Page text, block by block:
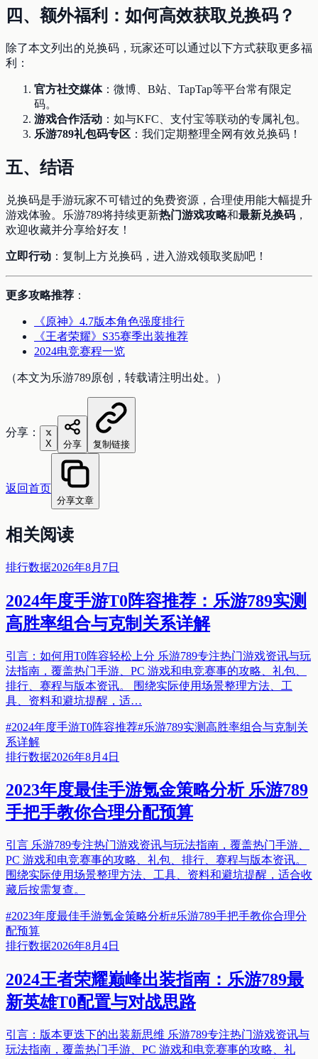
四、额外福利：如何高效获取兑换码？
除了本文列出的兑换码，玩家还可以通过以下方式获取更多福
利：
官方社交媒体：微博、B站、TapTap等平台常有限定
码。
游戏合作活动 ：如与KFC、支付宝等联动的专属礼包。
乐游789礼包码专区 ：我们定期整理全网有效兑换码！
五、结语
兑换码是手游玩家不可错过的免费资源，合理使用能大幅提升
游戏体验。乐游789将持续更新热门游戏攻略和最新兑换码 ，
欢迎收藏并分享给好友！
立即行动 ：复制上方兑换码，进入游戏领取奖励吧！
更多攻略推荐 ：
《原神》4.7版本角色强度排行
《王者荣耀》S35赛季出装推荐
2024电竞赛程一览
（本文为乐游789原创，转载请注明出处。）
分享：
X 分享 复制链接
返回首页
分享文章
相关阅读
排行数据2026年8月7日
2024年度手游T0阵容推荐：乐游789实测
高胜率组合与克制关系详解
引言：如何用T0阵容轻松上分 乐游789专注热门游戏资讯与玩
法指南，覆盖热门手游、PC 游戏和电竞赛事的攻略、礼包、
排行、赛程与版本资讯。 围绕实际使用场景整理方法、工
具、资料和避坑提醒，适…
#2024年度手游T0阵容推荐#乐游789实测高胜率组合与克制关
系详解
排行数据2026年8月4日
2023年度最佳手游氪金策略分析 乐游789
手把手教你合理分配预算
引言 乐游789专注热门游戏资讯与玩法指南，覆盖热门手游、
PC 游戏和电竞赛事的攻略、礼包、排行、赛程与版本资讯。
围绕实际使用场景整理方法、工具、资料和避坑提醒，适合收
藏后按需复查。
#2023年度最佳手游氪金策略分析#乐游789手把手教你合理分
配预算
排行数据2026年8月4日
2024王者荣耀巅峰出装指南：乐游789最
新英雄T0配置与对战思路
引言：版本更迭下的出装新思维 乐游789专注热门游戏资讯与
玩法指南，覆盖热门手游、PC 游戏和电竞赛事的攻略、礼